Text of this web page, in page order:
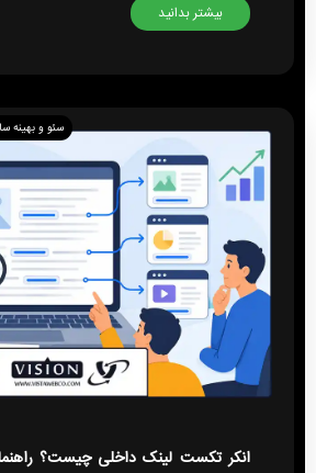
بیشتر بدانید
سئو و بهینه
انکر تکست لینک داخلی چیست؟